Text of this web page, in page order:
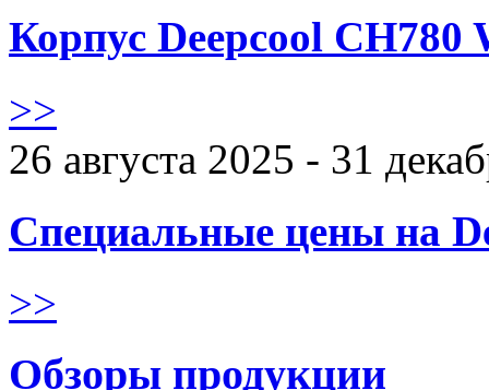
Корпус Deepcool CH780
>>
26 августа 2025 - 31
Специальные цены на
>>
Обзоры продукции